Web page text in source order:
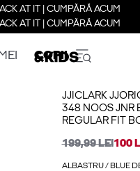
AT IT | CUMPĂRĂ ACUM
AT IT | CUMPĂRĂ ACUM
COPII
JJICLARK
348 NOOS JNR
REGULAR FIT
199,99 LEI100
ALBASTRU / BLUE